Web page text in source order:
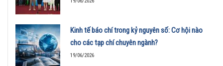
Kinh tế báo chí trong kỷ nguyên số: Cơ hội nào
cho các tạp chí chuyên ngành?
19/06/2026